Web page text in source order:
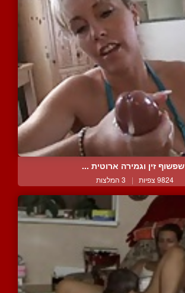
שפשוף זין וגמירה ארוטית ...
9824 צפיות | 3 המלצות